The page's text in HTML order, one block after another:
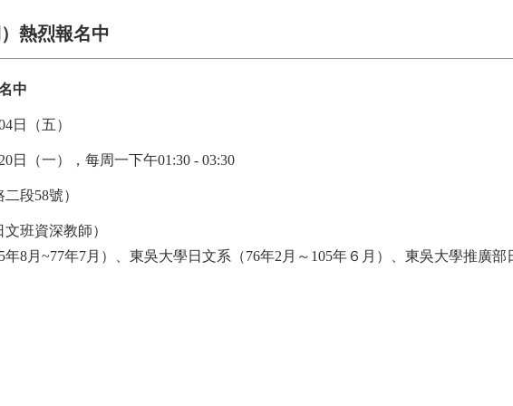
熱烈報名中
中
日（五）
日（一），每周一下午01:30 - 03:30
段58號）
班資深教師）
8月~77年7月）、東吳大學日文系（76年2月～105年６月）、東吳大學推廣部